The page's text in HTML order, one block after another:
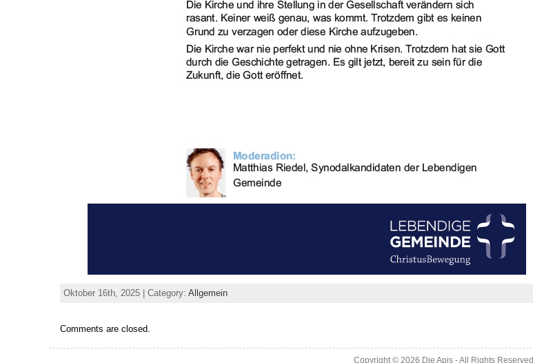
Oktober 16th, 2025 | Category: Allgemein
Comments are closed.
Copyright © 2026 Die Apis- All Rights Reserved